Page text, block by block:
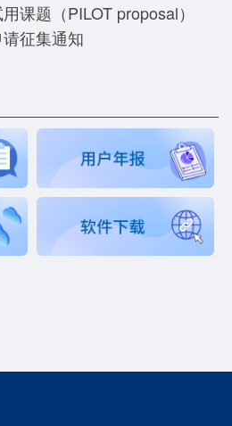
课题（PILOT proposal）
征集通知